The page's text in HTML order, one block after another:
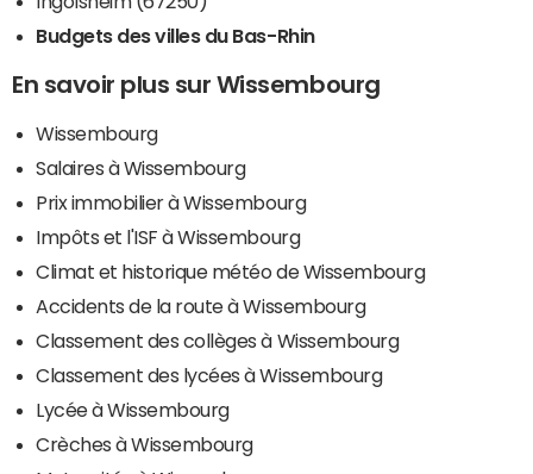
Budgets des villes du Bas-Rhin
En savoir plus sur Wissembourg
Wissembourg
Salaires à Wissembourg
Prix immobilier à Wissembourg
Impôts et l'ISF à Wissembourg
Climat et historique météo de Wissembourg
Accidents de la route à Wissembourg
Classement des collèges à Wissembourg
Classement des lycées à Wissembourg
Lycée à Wissembourg
Crèches à Wissembourg